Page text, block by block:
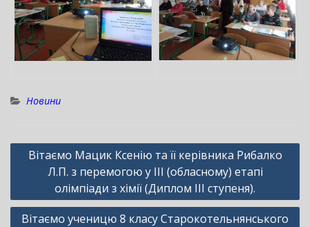
Новини
Навігація
записів
Вітаємо Мацик Ксенію та її керівника Рибалко
Л.П. з перемогою у ІІІ (обласному) етапі
олімпіади з хімії (Диплом ІІІ ступеня).
Вітаємо ученицю 8 класу Старокотельнянського